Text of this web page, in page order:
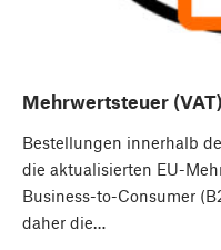
Mehrwertsteuer
Bestellungen innerhalb
die aktualisierten EU-
Business-to-Consumer
daher die…